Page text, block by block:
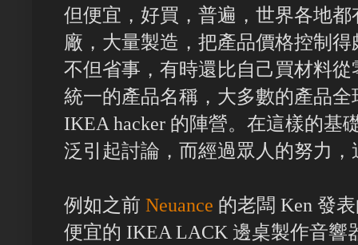
但便宜，好買，普遍，世界各地
廠，大量製造，把產品價格控制
不但省事，有時還比自己買材料
統一的產品名稱，大多數的產品
IKEA hacker 的陣營。在這樣的基
泛引起討論，而經過眾人的努力
例如之前 Neuance 的老闆 Ken 發
便宜的 IKEA LACK 邊桌製作音響